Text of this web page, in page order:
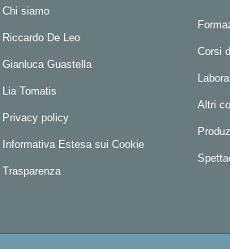
Chi siamo
Riccardo De Leo
Gianluca Guastella
Lia Tomatis
Privacy policy
Informativa Estesa sui Cookie
Trasparenza
Corsi
Altri